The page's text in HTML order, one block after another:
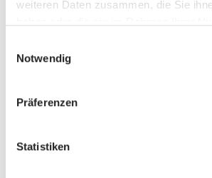
weiteren Daten zusammen, die Sie
Notwendig
Präferenzen
Statistiken